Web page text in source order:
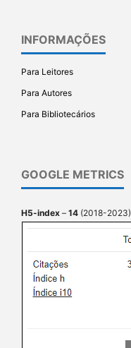
INFORMAÇÕES
Para Leitores
Para Autores
Para Bibliotecários
GOOGLE METRICS
H5-index – 14 (2018-2023)